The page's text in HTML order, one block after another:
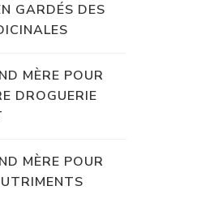
GARDÉS DES
MÈRE POUR
DROGUERIE
MÈRE POUR